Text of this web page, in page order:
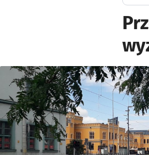
Kliknij, aby powiększyć